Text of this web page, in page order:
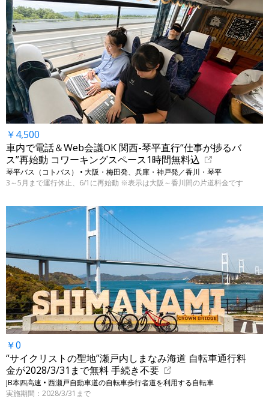
￥4,500
車内で電話＆Web会議OK 関西-琴平直行“仕事が捗るバ
ス”再始動 コワーキングスペース1時間無料込
琴平バス（コトバス） • 大阪・梅田発、兵庫・神戸発／香川・琴平
3～5月まで運行休止、6/1に再始動 ※表示は大阪～香川間の片道料金です
￥0
“サイクリストの聖地”瀬戸内しまなみ海道 自転車通行料
金が2028/3/31まで無料 手続き不要
JB本四高速 • 西瀬戸自動車道の自転車歩行者道を利用する自転車
実施期間：2028/3/31まで